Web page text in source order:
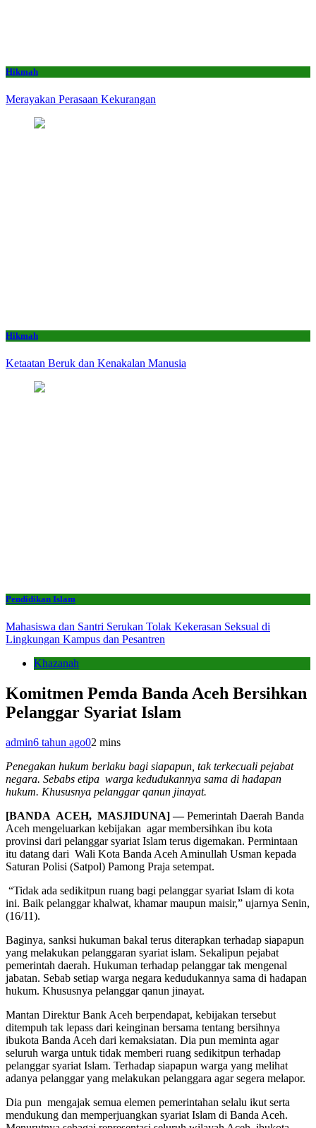
Hikmah
Merayakan Perasaan Kekurangan
Hikmah
Ketaatan Beruk dan Kenakalan Manusia
Pendidikan Islam
Mahasiswa dan Santri Serukan Tolak Kekerasan Seksual di
Lingkungan Kampus dan Pesantren
Khazanah
Komitmen Pemda Banda Aceh Bersihkan
Pelanggar Syariat Islam
admin6 tahun ago02 mins
Penegakan hukum berlaku bagi siapapun, tak terkecuali pejabat
negara. Sebabs etipa warga kedudukannya sama di hadapan
hukum. Khususnya pelanggarqanun jinayat.
[BANDA ACEH, MASJIDUNA] —Pemerintah Daerah Banda
Aceh mengeluarkan kebijakan agar membersihkan ibu kota
provinsi dari pelanggar syariat Islam terus digemakan. Permintaan
itu datang dari Wali Kota Banda Aceh Aminullah Usman kepada
Saturan Polisi (Satpol) Pamong Praja setempat.
“Tidak ada sedikitpun ruang bagi pelanggar syariat Islam di kota
ini. Baik pelanggar khalwat, khamar maupun maisir,” ujarnya Senin,
(16/11).
Baginya, sanksi hukuman bakal terus diterapkan terhadap siapapun
yang melakukan pelanggaran syariat islam. Sekalipun pejabat
pemerintah daerah. Hukuman terhadap pelanggar tak mengenal
jabatan. Sebab setiap warga negara kedudukannya sama di hadapan
hukum. Khususnya pelanggar qanun jinayat.
Mantan Direktur Bank Aceh berpendapat, kebijakan tersebut
ditempuh tak lepass dari keinginan bersama tentang bersihnya
ibukota Banda Aceh dari kemaksiatan. Dia pun meminta agar
seluruh warga untuk tidak memberi ruang sedikitpun terhadap
pelanggar syariat Islam. Terhadap siapapun warga yang melihat
adanya pelanggar yang melakukan pelanggara agar segera melapor.
Dia pun mengajak semua elemen pemerintahan selalu ikut serta
mendukung dan memperjuangkan syariat Islam di Banda Aceh.